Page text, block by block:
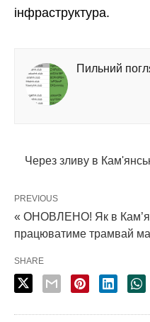
інфраструктура.
Пильний
Через зливу в
PREVIOUS
« ОНОВЛЕНО! Як в
працюватиме трамвай
SHARE